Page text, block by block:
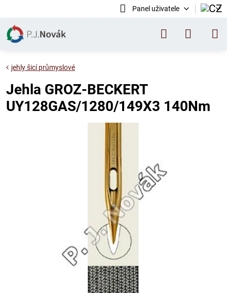
Panel uživatele
jehly šicí průmyslové
Jehla GROZ-BECKERT
UY128GAS/1280/149X3 140Nm